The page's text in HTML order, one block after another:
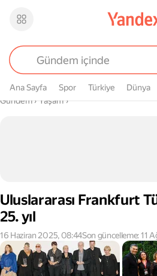
Ana Sayfa Spor Türkiye Dünya
Buradasın
Gündem› Yaşam›
Uluslararası Frankfurt
25. yıl
16 Haziran 2025, 08:44Son güncelleme: 11